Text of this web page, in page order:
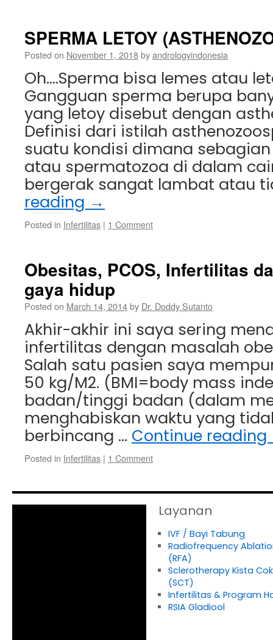
SPERMA LETOY
Posted on November 1, 2018byandrologyindonesia
Oh….Sperma bisa lemes atau
Gangguan sperma berupa
yang letoy disebut dengan
Definisi dari istilah
suatu kondisi dimana
atau spermatozoa di dalam
bergerak sangat lambat atau
reading →
Posted in Infertilitas | 1 Comment
Obesitas, PCOS, Infertilitas
gaya hidup
Posted on March 14, 2014by Dr. Doddy Sutanto
Akhir-akhir ini saya sering
infertilitas dengan masalah
Salah satu pasien saya
50 kg/M2. (BMI=body mass
badan/tinggi badan (dalam
menghabiskan waktu yang
berbincang … Continue reading
Posted in Infertilitas | 1 Comment
Layanan
IVF / Bayi Tabung
Radiofrequency
(RFA)
Sclerotherapy Kista
(SCT)
Infertilitas & Program
RSIA Gladiool